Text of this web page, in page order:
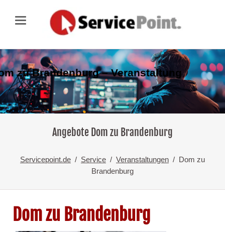
zu Brandenburg – Veranstaltung
Angebote Dom zu Brandenburg
Servicepoint.de Service Veranstaltungen
Dom zu
Brandenburg
Dom zu Brandenburg